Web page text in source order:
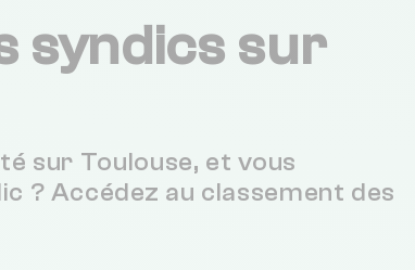
969 m
1 km
syndics sur
sur Toulouse, et vous
? Accédez au classement des